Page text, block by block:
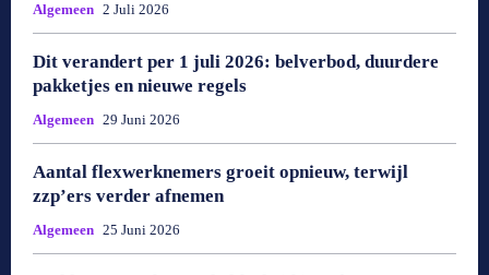
Algemeen 2 Juli 2026
Dit verandert per 1 juli 2026: belverbod, duurdere
pakketjes en nieuwe regels
Algemeen 29 Juni 2026
Aantal flexwerknemers groeit opnieuw, terwijl
zzp’ers verder afnemen
Algemeen 25 Juni 2026